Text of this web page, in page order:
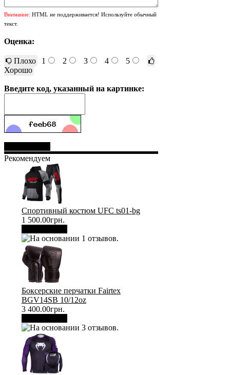
Внимание: HTML не поддерживается! Используйте обычный
текст.
Оценка:
Плохо 1 2 3 4
5
Хорошо
Введите код, указанный на картинке:
Рекомендуем
Спортивный костюм UFC ts01-bg
1 500.00грн.
Боксерские перчатки Fairtex
BGV14SB 10/12oz
3 400.00грн.